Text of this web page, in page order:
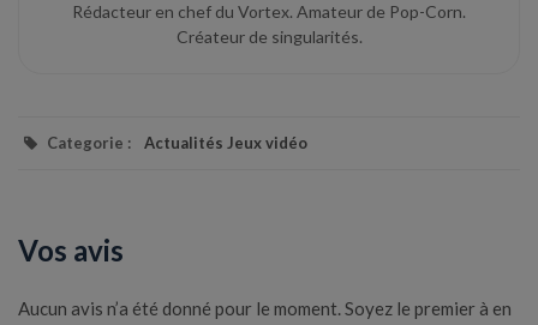
Rédacteur en chef du Vortex. Amateur de Pop-Corn.
Créateur de singularités.
Categorie : Actualités Jeux vidéo
Vos avis
Aucun avis n’a été donné pour le moment. Soyez le premier à en